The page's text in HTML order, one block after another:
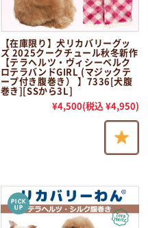
【在庫限り】犬リカバリーグッ
ズ 2025クークチュール秋冬新作
【テラヘルツ・ヴィシーベルク
ロテラバンドGIRL (マジックテ
ープ付き腹巻き） 】7336[犬腹
巻き][SSから3L]
¥4,500(税込 ¥4,950)